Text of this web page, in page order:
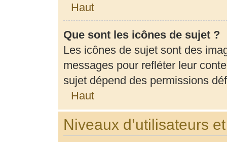
Haut
Que sont les icônes de sujet ?
Les icônes de sujet sont des
messages pour refléter leur
sujet dépend des permissions
Haut
Niveaux d’utilisateurs